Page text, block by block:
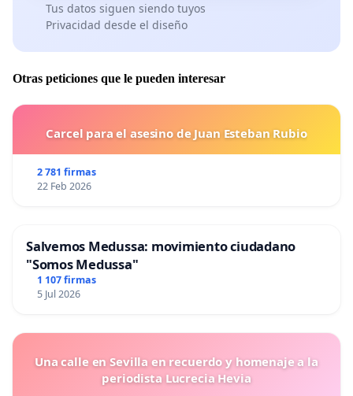
Tus datos siguen siendo tuyos
Privacidad desde el diseño
Otras peticiones que le pueden interesar
Carcel para el asesino de Juan Esteban Rubio
2 781 firmas
22 Feb 2026
Salvemos Medussa: movimiento ciudadano
"Somos Medussa"
1 107 firmas
5 Jul 2026
Una calle en Sevilla en recuerdo y homenaje a la
periodista Lucrecia Hevia